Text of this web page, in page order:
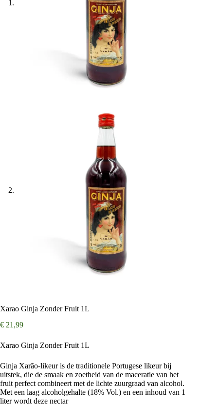
Xarao Ginja Zonder Fruit 1L
€ 21,99
Xarao Ginja Zonder Fruit 1L
Ginja Xarão-likeur is de traditionele Portugese likeur bij
uitstek, die de smaak en zoetheid van de maceratie van het
fruit perfect combineert met de lichte zuurgraad van alcohol.
Met een laag alcoholgehalte (18% Vol.) en een inhoud van 1
liter wordt deze nectar